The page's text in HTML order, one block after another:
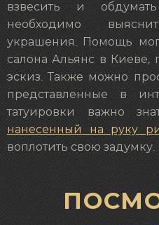
взвесить и
необходимо
украшения. Помощь
салона Альянс в
эскиз. Также можно
представленные в
татуировки важно
нанесенный на руку
воплотить свою задумку.